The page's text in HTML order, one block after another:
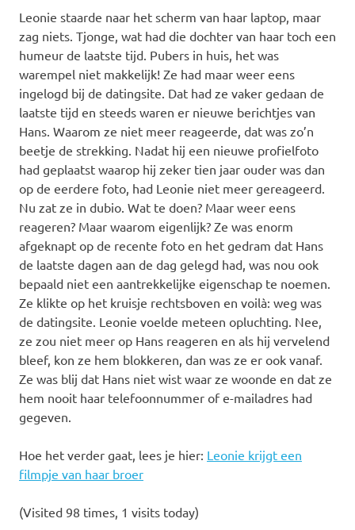
Leonie staarde naar het scherm van haar laptop, maar
zag niets. Tjonge, wat had die dochter van haar toch een
humeur de laatste tijd. Pubers in huis, het was
warempel niet makkelijk! Ze had maar weer eens
ingelogd bij de datingsite. Dat had ze vaker gedaan de
laatste tijd en steeds waren er nieuwe berichtjes van
Hans. Waarom ze niet meer reageerde, dat was zo’n
beetje de strekking. Nadat hij een nieuwe profielfoto
had geplaatst waarop hij zeker tien jaar ouder was dan
op de eerdere foto, had Leonie niet meer gereageerd.
Nu zat ze in dubio. Wat te doen? Maar weer eens
reageren? Maar waarom eigenlijk? Ze was enorm
afgeknapt op de recente foto en het gedram dat Hans
de laatste dagen aan de dag gelegd had, was nou ook
bepaald niet een aantrekkelijke eigenschap te noemen.
Ze klikte op het kruisje rechtsboven en voilà: weg was
de datingsite. Leonie voelde meteen opluchting. Nee,
ze zou niet meer op Hans reageren en als hij vervelend
bleef, kon ze hem blokkeren, dan was ze er ook vanaf.
Ze was blij dat Hans niet wist waar ze woonde en dat ze
hem nooit haar telefoonnummer of e-mailadres had
gegeven.
Hoe het verder gaat, lees je hier: Leonie krijgt een
filmpje van haar broer
(Visited 98 times, 1 visits today)